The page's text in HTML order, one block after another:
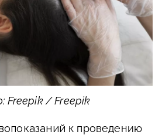
Freepik / Freepik
к проведению